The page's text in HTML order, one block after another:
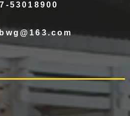
53018900